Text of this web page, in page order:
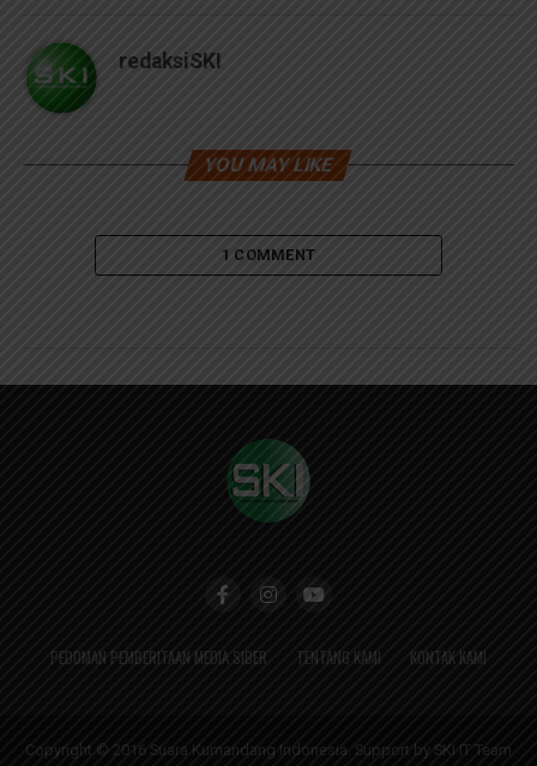
redaksiSKI
YOU MAY LIKE
1 COMMENT
PEDOMAN PEMBERITAAN MEDIA SIBER TENTANG KAMI KONTAK KAMI
Copyright © 2016 Suara Kumandang Indonesia. Support by SKI IT Team